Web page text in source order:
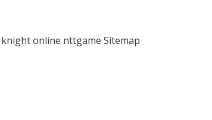
knight online nttgame Sitemap